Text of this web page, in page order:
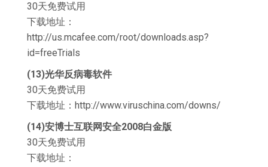
30天免费试用
下载地址：
http://us.mcafee.com/root/downloads.asp?
id=freeTrials
(13)光华反病毒软件
30天免费试用
下载地址：http://www.viruschina.com/downs/
(14)安博士互联网安全2008白金版
30天免费试用
下载地址：